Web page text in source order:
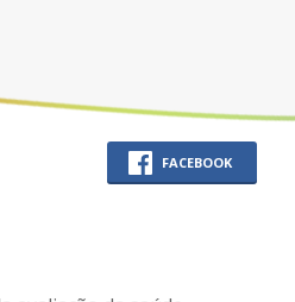
FACEBOOK